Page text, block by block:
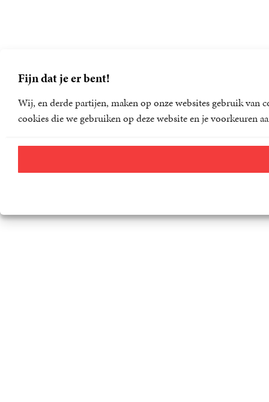
Fijn dat je er bent!
Wij, en derde partijen, maken op onze websites gebruik van
cookies die we gebruiken op deze website en je voorkeuren